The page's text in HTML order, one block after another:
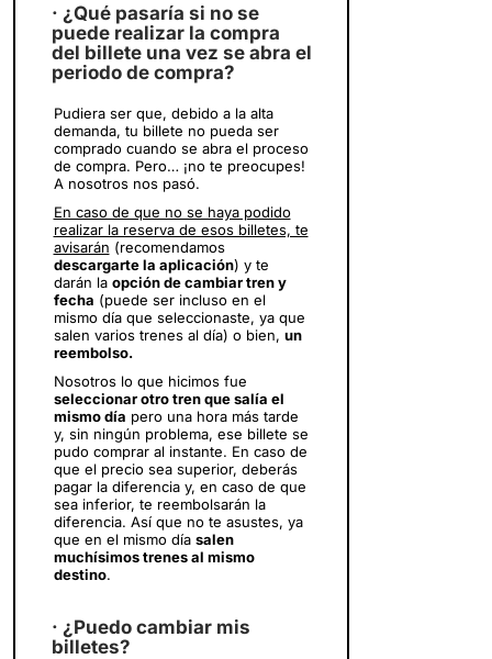
· ¿Qué pasaría si no se
puede realizar la compra
del billete una vez se abra el
periodo de compra?
Pudiera ser que, debido a la alta
demanda, tu billete no pueda ser
comprado cuando se abra el proceso
de compra. Pero… ¡no te preocupes!
A nosotros nos pasó.
En caso de que no se haya podido
realizar la reserva de esos billetes, te
avisarán (recomendamos
descargarte la aplicación) y te
darán la opción de cambiar tren y
fecha (puede ser incluso en el
mismo día que seleccionaste, ya que
salen varios trenes al día) o bien, un
reembolso.
Nosotros lo que hicimos fue
seleccionar otro tren que salía el
mismo día pero una hora más tarde
y, sin ningún problema, ese billete se
pudo comprar al instante. En caso de
que el precio sea superior, deberás
pagar la diferencia y, en caso de que
sea inferior, te reembolsarán la
diferencia. Así que no te asustes, ya
que en el mismo día salen
muchísimos trenes al mismo
destino.
· ¿Puedo cambiar mis
billetes?